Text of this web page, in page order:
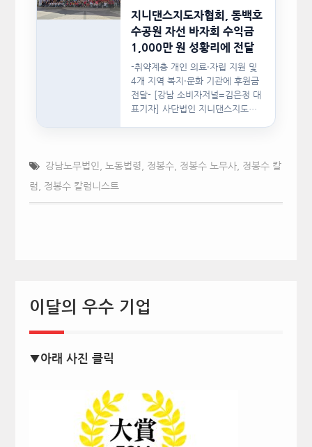
지니댄스지도자협회, 동백호
수공원 자선 바자회 수익금
1,000만 원 성황리에 전달
-취약계층 개인 의료·자립 지원 및
4개 지역 복지·문화 기관에 후원금
전달- [강남 소비자저널=김은정 대
표기자] 사단법인 지니댄스지도자
강남노무법인 노동법령 정봉수, 정봉수 노무사, 정봉수 칼
럼 정봉수 칼럼니스트
이달의 우수 기업
▼아래 사진 클릭